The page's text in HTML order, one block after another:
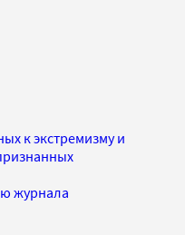
к экстремизму и
журнала